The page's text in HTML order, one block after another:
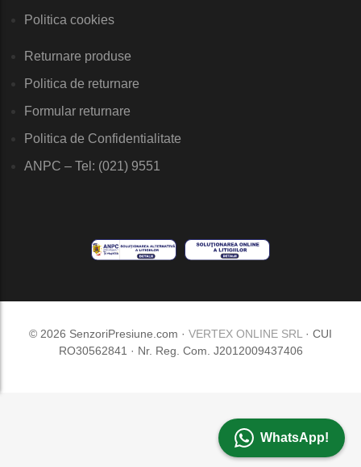
WhatsApp!
Politica cookies
Returnare produse
Politica de returnare
Formular returnare
Politica de Confidentialitate
ANPC – Tel: (021) 9551
© 2026 SenzoriPresiune.com · VERTEX ONLINE SRL · CUI
RO30562841 · Nr. Reg. Com. J2012009437406